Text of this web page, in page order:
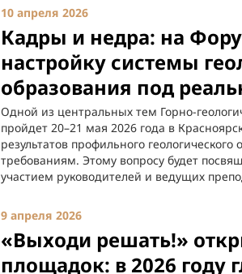
10 апреля 2026
Кадры и недра: на
настройку системы
образования под
Одной из центральных тем Горно-
пройдет 20–21 мая 2026 года в
результатов профильного
требованиям. Этому вопросу будет
участием руководителей и ведущих
9 апреля 2026
«Выходи решать!»
площадок: в 2026 году